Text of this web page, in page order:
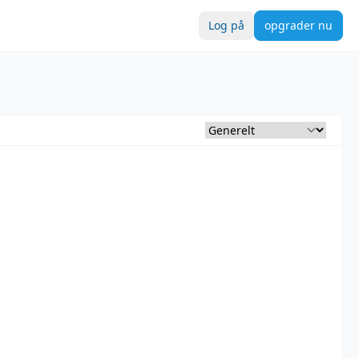
Log på opgrader nu